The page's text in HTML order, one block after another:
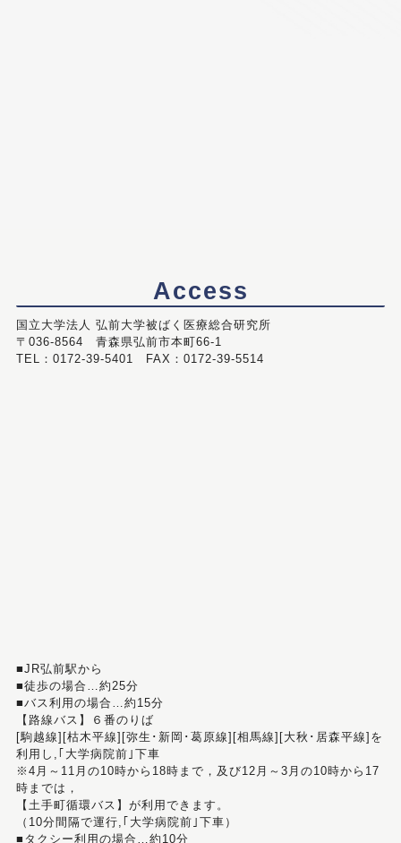
Access
国立大学法人 弘前大学被ばく医療総合研究所
〒036-8564 青森県弘前市本町66-1
TEL：0172-39-5401 FAX：0172-39-5514
■JR弘前駅から
■徒歩の場合…約25分
■バス利用の場合…約15分
【路線バス】６番のりば
[駒越線][枯木平線][弥生･新岡･葛原線][相馬線][大秋･居森平線]を
利用し,｢大学病院前｣下車
※4月～11月の10時から18時まで，及び12月～3月の10時から17
時までは，
【土手町循環バス】が利用できます。
（10分間隔で運行,｢大学病院前｣下車）
■タクシー利用の場合…約10分